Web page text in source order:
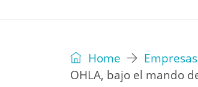
Home
OHLA, bajo el mando